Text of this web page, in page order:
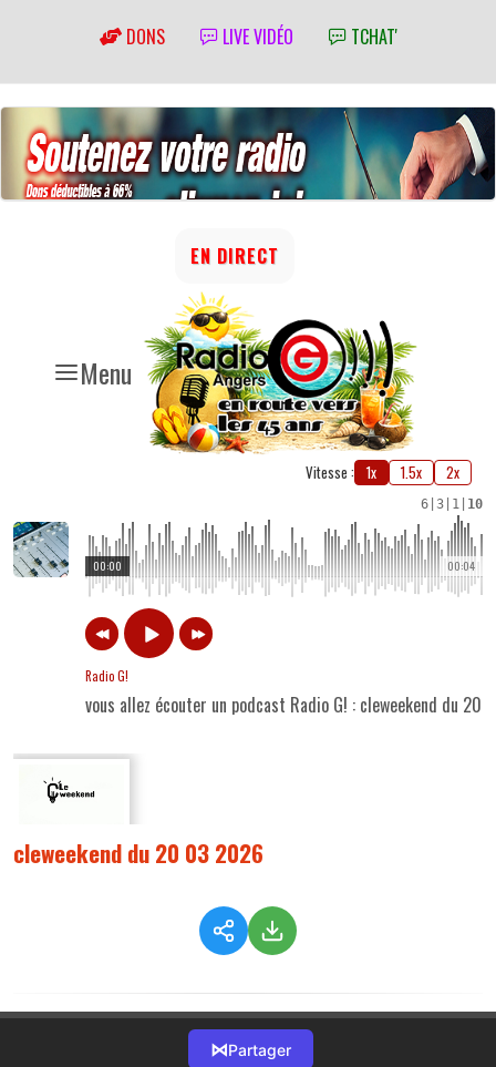
DONS LIVE VIDÉO TCHAT'
Menu
EN DIRECT
Vitesse : 1x 1.5x 2x
6 3 1 10
00:04
00:00
Radio G!
vous allez écouter un podcast Radio G! : cleweekend du 20
cleweekend du 20 03 2026
⋈Partager